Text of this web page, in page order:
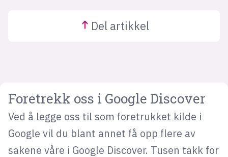
Del artikkel
Foretrekk oss i Google Discover
Ved å legge oss til som foretrukket kilde i
Google vil du blant annet få opp flere av
sakene våre i Google Discover. Tusen takk for